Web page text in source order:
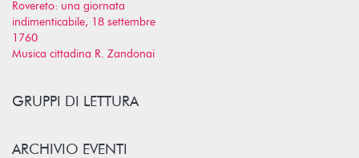
Rovereto: una giornata
indimenticabile, 18 settembre
1760
Musica cittadina R. Zandonai
GRUPPI DI LETTURA
ARCHIVIO EVENTI